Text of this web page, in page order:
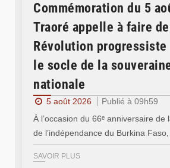
Commémoration du 5
Traoré appelle à faire
Révolution
le socle de la
nationale
5 août 2026
Publié à 09h59
À l’occasion du 66ᵉ anniversaire de
de l’indépendance du Burkina
SAVOIR PLUS